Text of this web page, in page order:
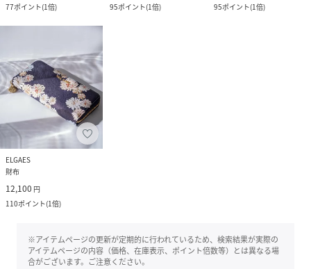
77ポイント(1倍)
95ポイント(1倍)
95ポイント(1倍)
ELGAES
財布
12,100 円
110ポイント(1倍)
※アイテムページの更新が定期的に行われているため、検索結果が実際の
アイテムページの内容（価格、在庫表示、ポイント倍数等）とは異なる場
合がございます。ご注意ください。